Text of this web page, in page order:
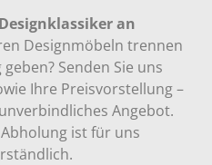
an
Designmöbeln trennen
Senden Sie uns
Ihre Preisvorstellung –
Angebot.
ist für uns